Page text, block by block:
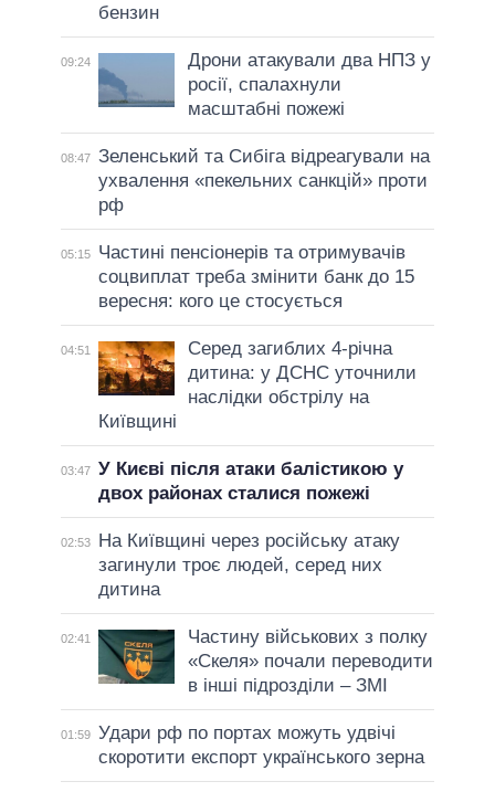
бензин
09:24
Дрони атакували два НПЗ у
росії, спалахнули
масштабні пожежі
08:47 Зеленський та Сибіга відреагували на
ухвалення «пекельних санкцій» проти
рф
05:15
Частині пенсіонерів та отримувачів
соцвиплат треба змінити банк до 15
вересня: кого це стосується
04:51
Серед загиблих 4-річна
дитина: у ДСНС уточнили
наслідки обстрілу на
Київщині
03:47 У Києві після атаки балістикою у
двох районах сталися пожежі
02:53
На Київщині через російську атаку
загинули троє людей, серед них
дитина
02:41
Частину військових з полку
«Скеля» почали переводити
в інші підрозділи – ЗМІ
01:59 Удари рф по портах можуть удвічі
скоротити експорт українського зерна